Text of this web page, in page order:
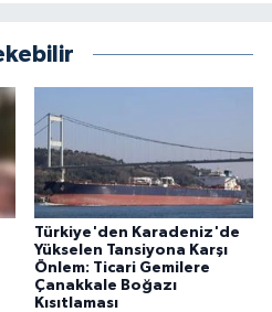
Türkiye'den Karadeniz'de
Yükselen Tansiyona Karşı
Önlem: Ticari Gemilere
Çanakkale Boğazı
Kısıtlaması